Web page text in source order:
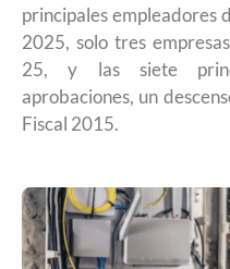
principales empleadores
2025, solo tres
25, y las siete
aprobaciones, un
Fiscal 2015.